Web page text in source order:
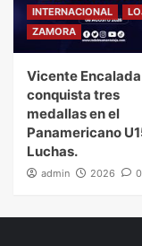
INTERNACIONAL
ZAMORA
Vicente Encalada
conquista tres
medallas en el
Panamericano
Luchas.
admin 2026 0